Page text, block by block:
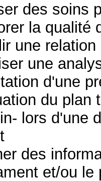
des soins
la qualité
une
une
d'une
du plan
lors d'une
des
et/ou